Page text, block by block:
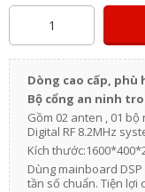
Dòng cao cấp, phù
Bộ cổng an ninh
Gồm 02 anten , 01
Digital RF 8.2MHz
Kích
Dùng mainboard
tần số chuẩn. Tiện lợi